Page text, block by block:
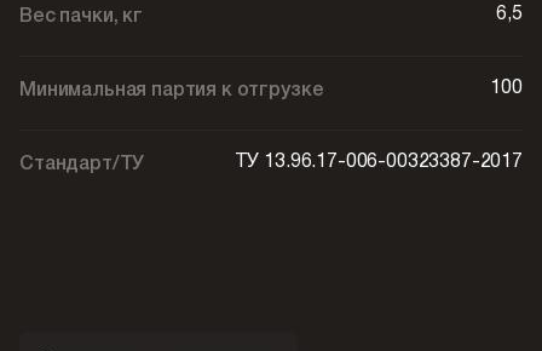
Вес пачки, кг 6,5
Минимальная партия к отгрузке 100
Стандарт/ТУ ТУ 13.96.17-006-00323387-2017